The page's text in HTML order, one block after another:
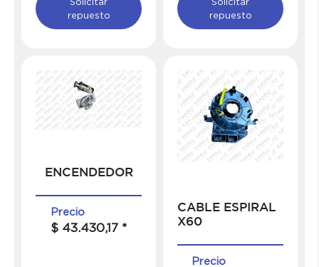
repuesto
repuesto
ENCENDEDOR
Precio
$ 43.430,17 *
CABLE ESPIRAL
X60
Precio